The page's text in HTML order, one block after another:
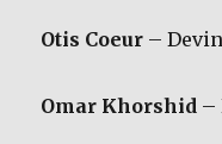
Otis Coeur –
Omar Khorshid –